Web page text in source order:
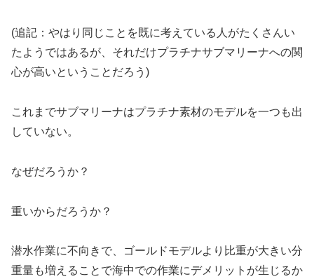
(追記：やはり同じことを既に考えている人がたくさんい
たようではあるが、それだけプラチナサブマリーナへの関
心が高いということだろう)
これまでサブマリーナはプラチナ素材のモデルを一つも出
していない。
なぜだろうか？
重いからだろうか？
潜水作業に不向きで、ゴールドモデルより比重が大きい分
重量も増えることで海中での作業にデメリットが生じるか